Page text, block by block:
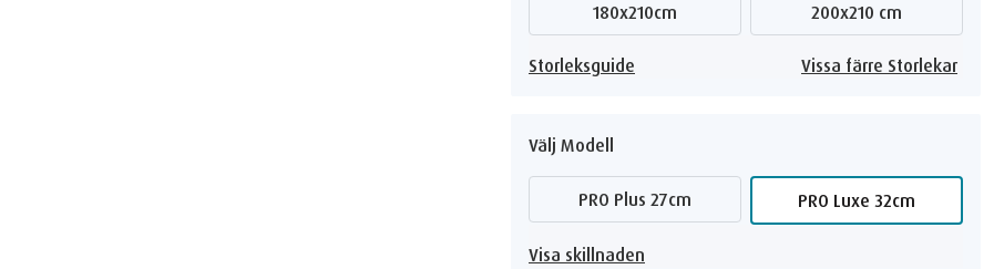
180x210cm
200x210 cm
Storleksguide Vissa färre Storlekar
Välj Modell
PRO Plus 27cm PRO Luxe 32cm
Visa skillnaden